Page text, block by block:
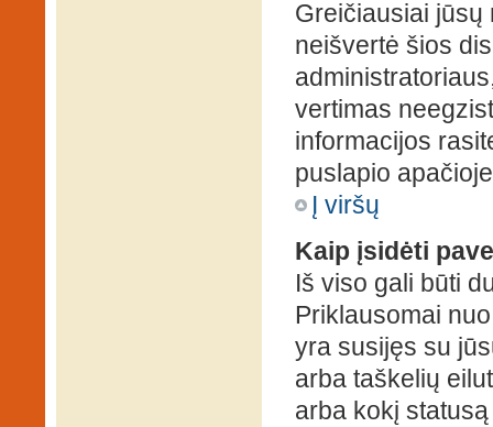
Greičiausiai jūsų
neišvertė šios
vertimas
informacijos
puslapio
Į viršų
Kaip įsidėti
Iš viso gali būti
Priklausomai
yra susijęs su
arba taškelių
arba kokį